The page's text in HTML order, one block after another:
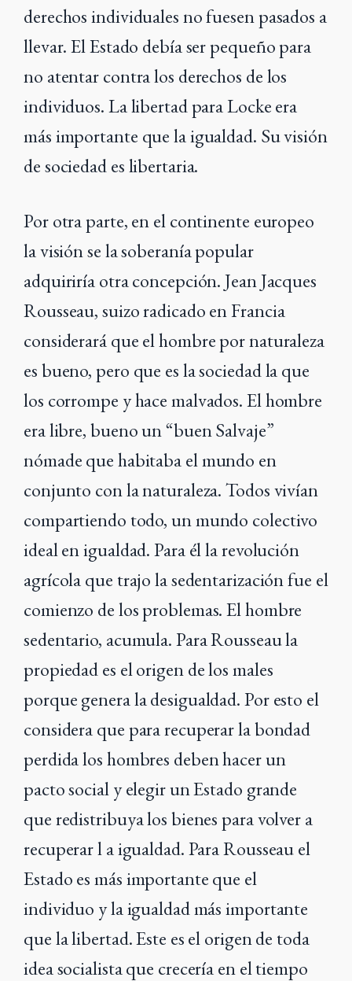
derechos individuales no fuesen pasados a
llevar. El Estado debía ser pequeño para
no atentar contra los derechos de los
individuos. La libertad para Locke era
más importante que la igualdad. Su visión
de sociedad es libertaria.
Por otra parte, en el continente europeo
la visión se la soberanía popular
adquiriría otra concepción. Jean Jacques
Rousseau, suizo radicado en Francia
considerará que el hombre por naturaleza
es bueno, pero que es la sociedad la que
los corrompe y hace malvados. El hombre
era libre, bueno un “buen Salvaje”
nómade que habitaba el mundo en
conjunto con la naturaleza. Todos vivían
compartiendo todo, un mundo colectivo
ideal en igualdad. Para él la revolución
agrícola que trajo la sedentarización fue el
comienzo de los problemas. El hombre
sedentario, acumula. Para Rousseau la
propiedad es el origen de los males
porque genera la desigualdad. Por esto el
considera que para recuperar la bondad
perdida los hombres deben hacer un
pacto social y elegir un Estado grande
que redistribuya los bienes para volver a
recuperar l a igualdad. Para Rousseau el
Estado es más importante que el
individuo y la igualdad más importante
que la libertad. Este es el origen de toda
idea socialista que crecería en el tiempo